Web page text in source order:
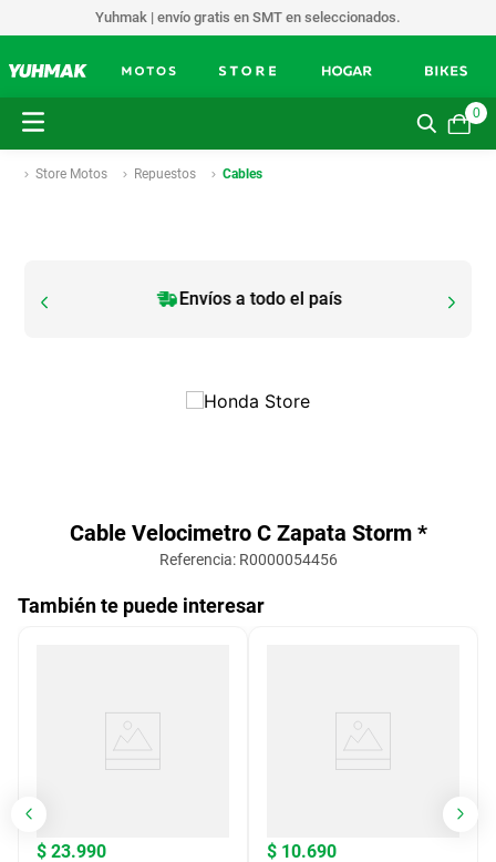
Yuhmak | envío gratis en SMT en seleccionados.
0
Store Motos Repuestos Cables
Envíos a todo el país
Cable Velocimetro C Zapata Storm *
Referencia: R0000054456
También te puede interesar
$ 23.990 $ 10.690